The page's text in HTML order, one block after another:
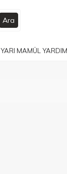
Ara
YARI MAMÜL